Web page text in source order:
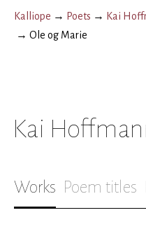
Kalliope → Poets → Kai
→ Ole og Marie
Kai
Works Poem titles